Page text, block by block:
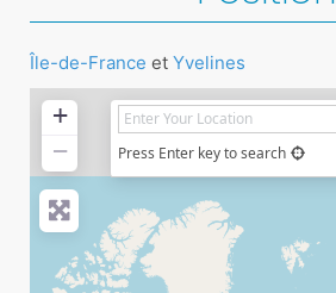
Île-de-France et Yvelines
+
−
Press Enter key to search